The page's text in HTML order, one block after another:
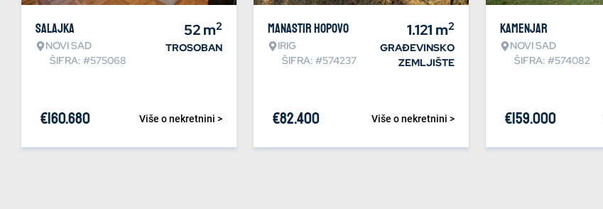
Salajka
NOVI SAD
ŠIFRA: #575068
52m2
TROSOBAN
Više o nekretnini >
€160.680
Manastir Hopovo
IRIG
ŠIFRA: #574237
1.121 m2
GRAĐEVINSKO
ZEMLJIŠTE
Više o nekretnini >
€82.400
Kamenjar
NOVI SAD
ŠIFRA: #574082
€159.000